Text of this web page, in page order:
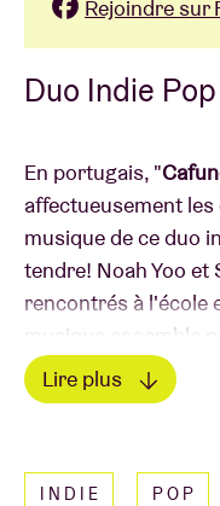
Duo Indie
En portugais, "
affectueusement
musique de ce duo
tendre! Noah Yoo et
rencontrés à l'école
musique ensemble
'Tek It' est devenu
été remarqués et
Lire plus
INDIE POP
Rejoindre sur